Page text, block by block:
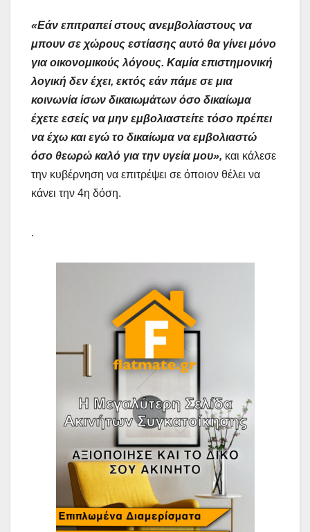
«Εάν επιτραπεί στους ανεμβολίαστους να
μπουν σε χώρους εστίασης αυτό θα γίνει μόνο
για οικονομικούς λόγους. Καμία επιστημονική
λογική δεν έχει, εκτός εάν πάμε σε μια
κοινωνία ίσων δικαιωμάτων όσο δικαίωμα
έχετε εσείς να μην εμβολιαστείτε τόσο πρέπει
να έχω και εγώ το δικαίωμα να εμβολιαστώ
όσο θεωρώ καλό για την υγεία μου», και κάλεσε
την κυβέρνηση να επιτρέψει σε όποιον θέλει να
κάνει την 4η δόση.
.